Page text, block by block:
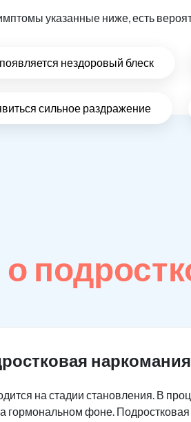
указанные ниже, есть
нездоровый блеск
сильное раздражение
на стадии становления. В
гормональном фоне.